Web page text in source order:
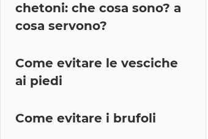
chetoni: che cosa sono? a
cosa servono?
Come evitare le vesciche
ai piedi
Come evitare i brufoli